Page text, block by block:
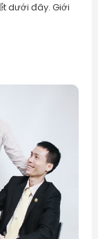
dưới đây. Giới